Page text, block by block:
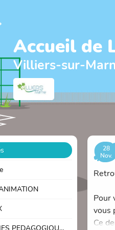
Accueil de
Villiers-sur-
28
Nov.
Pour
vous
Ce